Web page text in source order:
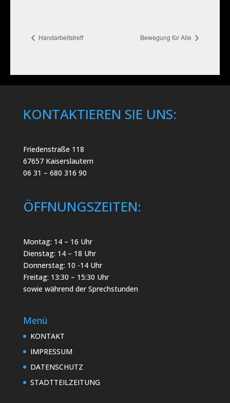
Handarbeitstreff Bewegung für Alle
KONTAKTIEREN SIE UNS:
Friedenstraße 118
67657 Kaiserslautern
06 31 – 680 316 90
ÖFFNUNGSZEITEN:
Montag: 14 – 16 Uhr
Dienstag: 14 – 18 Uhr
Donnerstag: 10 -14 Uhr
Freitag: 13:30 – 15:30 Uhr
sowie während der Sprechstunden
Menü
KONTAKT
IMPRESSUM
DATENSCHUTZ
STADTTEILZEITUNG